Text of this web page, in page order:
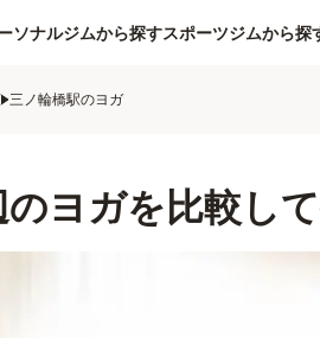
ソナルジムから探すスポーツジムから探
三ノ輪橋駅のヨガ
ヨガを比較し